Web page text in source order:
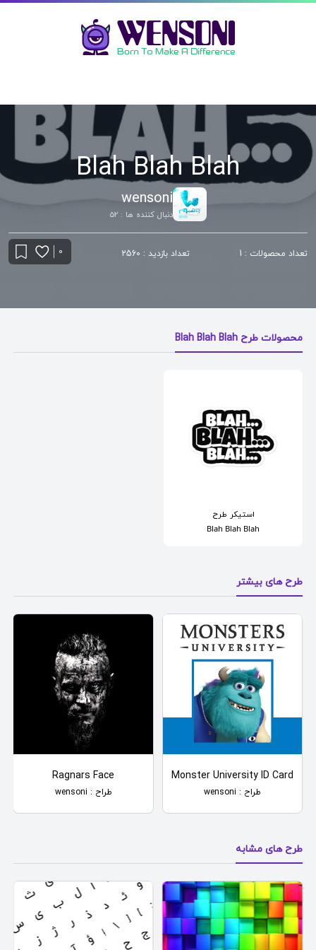
Blah Blah Blah
wensoni
دنبال کننده ها : 52
تعداد محصولات : 1 تعداد بازدید : 2560 0
محصولات طرح Blah Blah Blah
استیکر طرح
Blah Blah Blah
طرح های بیشتر
Monster University ID Card
طراح : wensoni
Ragnars Face
طراح : wensoni
طرح های مشابه